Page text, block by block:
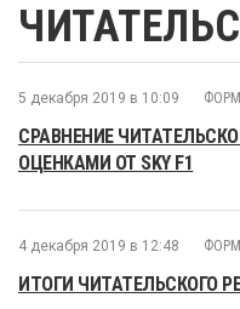
5 декабря 2019 в 10:09
СРАВНЕНИЕ
ОЦЕНКАМИ ОТ SKY F1
4 декабря 2019 в 12:48
ИТОГИ ЧИТАТЕЛЬСКОГО